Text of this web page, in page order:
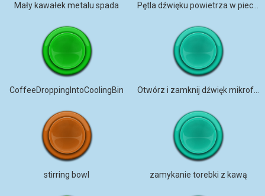
Mały kawałek metalu spada Pętla dźwięku powietrza w piecu Mel
CoffeeDroppingIntoCoolingBin Otwórz i zamknij dźwięk mikrofalówki
stirring bowl zamykanie torebki z kawą